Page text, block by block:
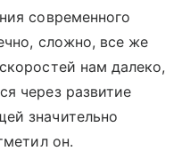
современного
сложно, все же
нам далеко,
через развитие
значительно
он.